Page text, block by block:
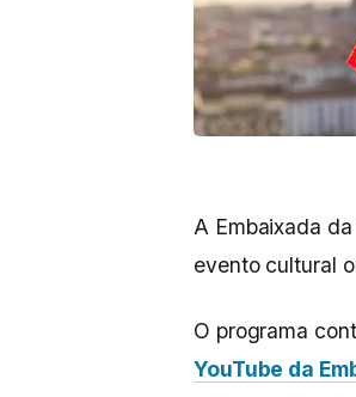
A Embaixada
evento cultural
O programa
YouTube da